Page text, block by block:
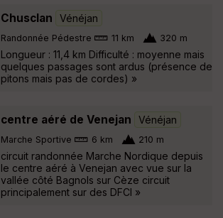
Chusclan Vénéjan
Randonnée Pédestre 11 km 320 m
Longueur : 11,4 km Difficulté : moyenne mais
quelques passages sont ardus (présence de
pitons mais pas de cordes) »
centre aéré de Venejan Vénéjan
Marche Sportive 6 km 210 m
circuit randonnée Marche Nordique depuis
le centre aéré à Venejan avec vue sur la
vallée côté Bagnols sur Cèze circuit
principalement sur des DFCI »